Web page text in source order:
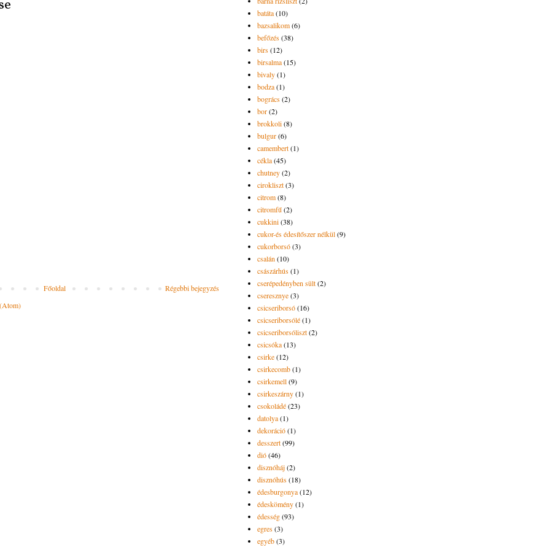
Régebbi bejegyzés
Főoldal
batáta(10)
bazsalikom(6)
befőzés(38)
birs(12)
birsalma(15)
bivaly(1)
bodza(1)
bogrács(2)
bor(2)
brokkoli(8)
bulgur(6)
camembert(1)
cékla(45)
chutney(2)
cirokliszt(3)
citrom(8)
citromfű(2)
cukkini(38)
cukor-és édesítőszer nélkül(9)
cukorborsó(3)
csalán(10)
császárhús(1)
cserépedényben sült(2)
cseresznye(3)
csicseriborsó(16)
csicseriborsólé(1)
csicseriborsóliszt(2)
csicsóka(13)
csirke(12)
csirkecomb(1)
csirkemell(9)
csirkeszárny(1)
csokoládé(23)
datolya(1)
dekoráció(1)
desszert(99)
dió(46)
disznóháj(2)
disznóhús(18)
édesburgonya(12)
édeskömény(1)
édesség(93)
egres(3)
egyéb(3)